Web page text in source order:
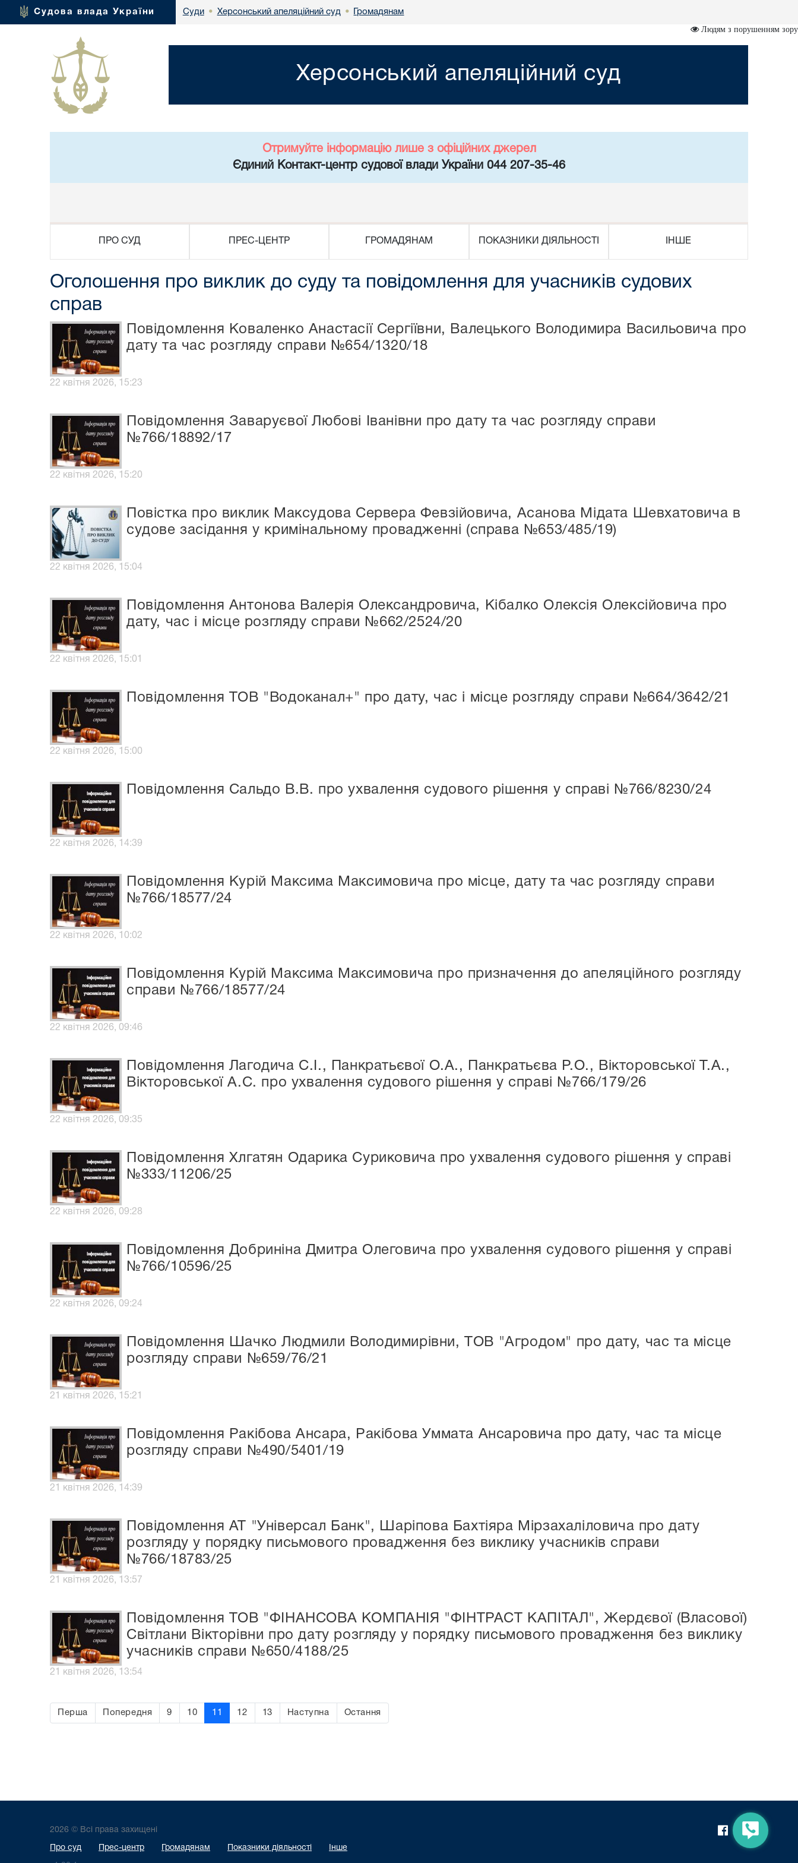
Судова влада України Суди • Херсонський апеляційний суд • Громадянам
Людям з порушенням зору
Херсонський апеляційний суд
Отримуйте інформацію лише з офіційних джерел
Єдиний Контакт-центр судової влади України 044 207-35-46
ПРО СУД ПРЕС-ЦЕНТР ГРОМАДЯНАМ ПОКАЗНИКИ ДІЯЛЬНОСТІ ІНШЕ
Оголошення про виклик до суду та повідомлення для учасників судових
справ
Повідомлення Коваленко Анастасії Сергіївни, Валецького Володимира Васильовича про
дату та час розгляду справи №654/1320/18
22 квітня 2026, 15:23
Повідомлення Заваруєвої Любові Іванівни про дату та час розгляду справи
№766/18892/17
22 квітня 2026, 15:20
Повістка про виклик Максудова Сервера Февзійовича, Асанова Мідата Шевхатовича в
судове засідання у кримінальному провадженні (справа №653/485/19)
22 квітня 2026, 15:04
Повідомлення Антонова Валерія Олександровича, Кібалко Олексія Олексійовича про
дату, час і місце розгляду справи №662/2524/20
22 квітня 2026, 15:01
Повідомлення ТОВ "Водоканал+" про дату, час і місце розгляду справи №664/3642/21
22 квітня 2026, 15:00
Повідомлення Сальдо В.В. про ухвалення судового рішення у справі №766/8230/24
22 квітня 2026, 14:39
Повідомлення Курій Максима Максимовича про місце, дату та час розгляду справи
№766/18577/24
22 квітня 2026, 10:02
Повідомлення Курій Максима Максимовича про призначення до апеляційного розгляду
справи №766/18577/24
22 квітня 2026, 09:46
Повідомлення Лагодича С.І., Панкратьєвої О.А., Панкратьєва Р.О., Вікторовської Т.А.,
Вікторовської А.С. про ухвалення судового рішення у справі №766/179/26
22 квітня 2026, 09:35
Повідомлення Хлгатян Одарика Суриковича про ухвалення судового рішення у справі
№333/11206/25
22 квітня 2026, 09:28
Повідомлення Добриніна Дмитра Олеговича про ухвалення судового рішення у справі
№766/10596/25
22 квітня 2026, 09:24
Повідомлення Шачко Людмили Володимирівни, ТОВ "Агродом" про дату, час та місце
розгляду справи №659/76/21
21 квітня 2026, 15:21
Повідомлення Ракібова Ансара, Ракібова Уммата Ансаровича про дату, час та місце
розгляду справи №490/5401/19
21 квітня 2026, 14:39
Повідомлення АТ "Універсал Банк", Шаріпова Бахтіяра Мірзахаліловича про дату
розгляду у порядку письмового провадження без виклику учасників справи
№766/18783/25
21 квітня 2026, 13:57
Повідомлення ТОВ "ФІНАНСОВА КОМПАНІЯ "ФІНТРАСТ КАПІТАЛ", Жердєвої (Власової)
Світлани Вікторівни про дату розгляду у порядку письмового провадження без виклику
учасників справи №650/4188/25
21 квітня 2026, 13:54
Перша Попередня 9 10 11 12 13 Наступна Остання
2026 © Всі права захищені
Про суд Прес-центр Громадянам Показники діяльності Інше